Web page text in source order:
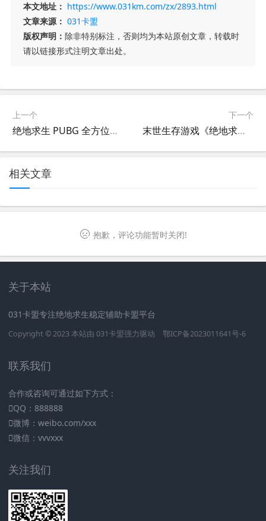
本文地址： https://www.031km.com/zx/2893.html
文章来源： 031卡盟
版权声明： 除非特别标注，否则均为本站原创文章，转载时
请以链接形式注明文章出处。
上一个
绝地求生 PUBG 全方位攻略-如何在《绝地求生》中成为顶级玩家
下一个
末世生存游戏《绝地求生笔趣阁》攻略-末世题材生存游戏《绝地求生笔趣阁》全面解析
相关文章
抱歉，评论功能暂时关闭!
关于本站
031卡盟专注绝地求生稳定辅助卡盟平台
Copyright © 2023 本站由 031卡盟强力驱动 鄂ICP备2023011641号-6
联系我们
合作或咨询可通过如下方式：
QQ：888888
微博：weibo.com/xxx
微信：vvvxxx
关注我们